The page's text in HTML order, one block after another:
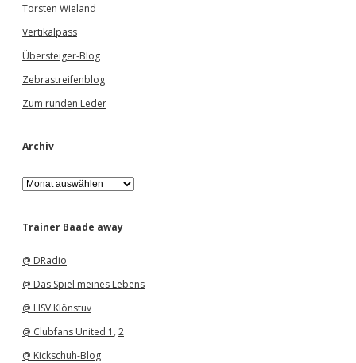
Torsten Wieland
Vertikalpass
Übersteiger-Blog
Zebrastreifenblog
Zum runden Leder
Archiv
A
r
h
Trainer Baade away
@ DRadio
@ Das Spiel meines Lebens
@ HSV Klönstuv
@ Clubfans United 1 , 2
@ Kickschuh-Blog